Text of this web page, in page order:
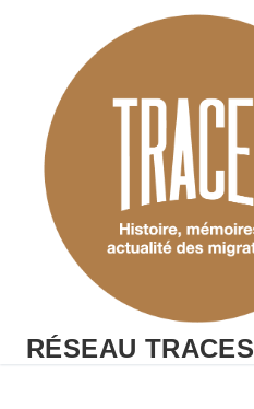
RÉSEAU TRACES